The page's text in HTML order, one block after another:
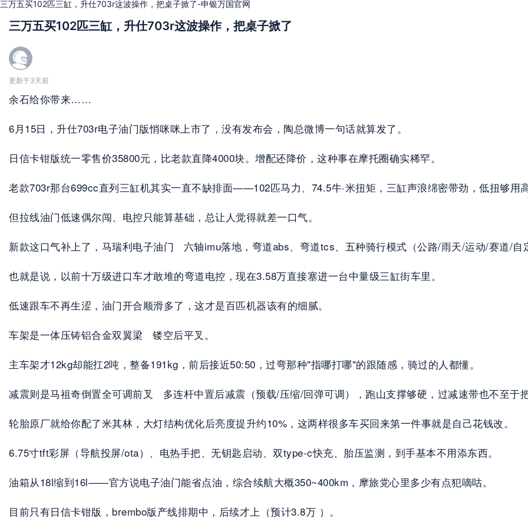
三万五买102匹三缸，升仕703r这波操作，把桌子掀了-申银万国官网
三万五买102匹三缸，升仕703r这波操作，把桌子掀了
更新于3天前
余石给你带来……
6月15日，升仕703r电子油门版悄咪咪上市了，没有发布会，陶总微博一句话就算发了。
日信卡钳版统一零售价35800元，比老款直降4000块。增配还降价，这种事在摩托圈确实稀罕。
老款703r那台699cc直列三缸机其实一直不缺排面——102匹马力、74.5牛·米扭矩，三缸声浪绵密带劲，低扭够用
但拉线油门低速偶尔闯、电控只能算基础，总让人觉得就差一口气。
新款这口气补上了，马瑞利电子油门   六轴imu落地，弯道abs、弯道tcs、五种骑行模式（公路/雨天/运动/赛道/
也就是说，以前十万级进口车才敢堆的弯道电控，现在3.58万直接塞进一台中量级三缸街车里。
低速跟车不再生涩，油门开合顺滑多了，这才是百匹机器该有的细腻。
车架是一体压铸铝合金双翼梁   镂空后平叉。
主车架才12kg却能扛2吨，整备191kg，前后接近50:50，过弯那种"指哪打哪"的跟随感，骑过的人都懂。
减震则是马祖奇倒置全可调前叉   多连杆中置后减震（预载/压缩/回弹可调），跑山支撑够硬，过减速带也不至于
轮胎原厂就给你配了米其林，大灯结构优化后亮度提升约10%，这两样很多车买回来第一件事就是自己花钱改。
6.75寸tft彩屏（导航投屏/ota）、电热手把、无钥匙启动、双type‑c快充、胎压监测，到手基本不用添东西。
油箱从18l缩到16l——官方说电子油门能省点油，综合续航大概350~400km，摩旅党心里多少有点犯嘀咕。
目前只有日信卡钳版，brembo版产线排期中，后续才上（预计3.8万 ）。